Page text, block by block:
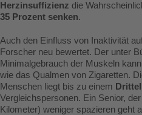
Herzinsuffizienz die
35 Prozent senken.
Auch den Einfluss von Inaktivität
Forscher neu bewertet. Der unter
Minimalgebrauch der Muskeln
wie das Qualmen von Zigaretten.
Menschen liegt bis zu einem
Vergleichspersonen. Ein Senior,
Kilometer) weniger spazieren geht